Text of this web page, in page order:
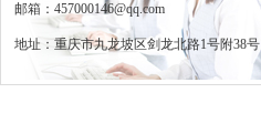
邮箱：457000146@qq.com
地址：重庆市九龙坡区剑龙北路1号附38号